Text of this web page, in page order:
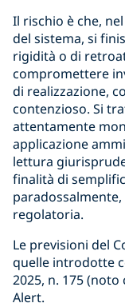
Il rischio è che,
del sistema, si
rigidità o di
compromettere
di realizzazione,
contenzioso. Si
attentamente
applicazione
lettura
finalità di
regolatoria.
Le previsioni del
quelle introdotte
2025, n. 175 (noto
Alert.